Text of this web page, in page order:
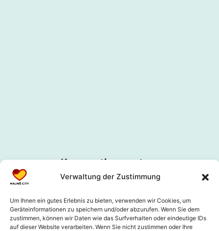
Verwaltung der Zustimmung
Um Ihnen ein gutes Erlebnis zu bieten, verwenden wir Cookies, um
Geräteinformationen zu speichern und/oder abzurufen. Wenn Sie dem
zustimmen, können wir Daten wie das Surfverhalten oder eindeutige IDs
auf dieser Website verarbeiten. Wenn Sie nicht zustimmen oder Ihre
Kooperationspartner